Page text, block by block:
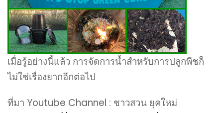
เมื่อรู้อย่างนี้แล้ว การจัดการน้ำสำหรับการปลูกพืชก็
ไม่ใช่เรื่องยากอีกต่อไป
ที่มา Youtube Channel : ชาวสวน ยุคใหม่